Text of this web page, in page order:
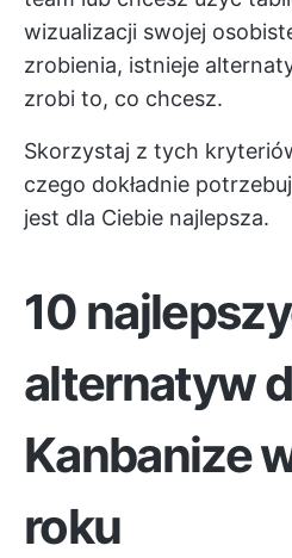
wizualizacji swojej
zrobienia, istnieje
zrobi to, co chcesz.
Skorzystaj z tych
czego dokładnie
jest dla Ciebie najlepsza.
10
alternatyw
Kanbanize
roku